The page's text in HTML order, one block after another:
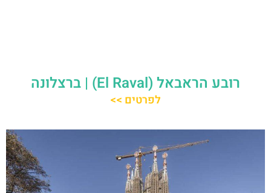
רובע הראבאל (El Raval) | ברצלונה
לפרטים >>